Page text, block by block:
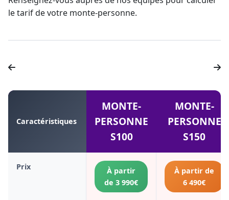
letarif de votre monte-personne.
Caractéristiques
MONTE-
PERSONNE
S100
MONTE-
PERSONNE
S150
Prix
À partir
de 3 990€
À partir de
6 490€